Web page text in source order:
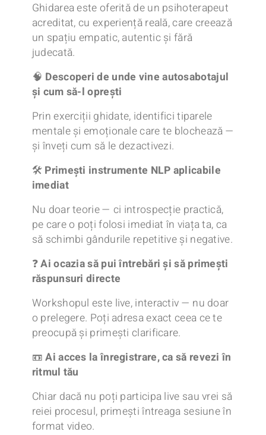
Ghidarea este oferită de un psihoterapeut
acreditat, cu experiență reală, care creează
un spațiu empatic, autentic și fără
judecată.
🧠 Descoperi de unde vine autosabotajul
și cum să-l oprești
Prin exerciții ghidate, identifici tiparele
mentale și emoționale care te blochează —
și înveți cum să le dezactivezi.
🛠️ Primești instrumente NLP aplicabile
imediat
Nu doar teorie — ci introspecție practică,
pe care o poți folosi imediat în viața ta, ca
să schimbi gândurile repetitive și negative.
❓Ai ocazia să pui întrebări și să primești
răspunsuri directe
Workshopul este live, interactiv — nu doar
o prelegere. Poți adresa exact ceea ce te
preocupă și primești clarificare.
📼Ai acces la înregistrare, ca să revezi în
ritmul tău
Chiar dacă nu poți participa live sau vrei să
reiei procesul, primești întreaga sesiune în
format video.